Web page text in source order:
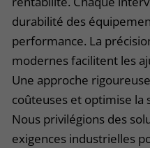
durabilité des
performance. La
modernes facilitent les
Une approche
coûteuses et optimise la
Nous privilégions des
exigences industrielles